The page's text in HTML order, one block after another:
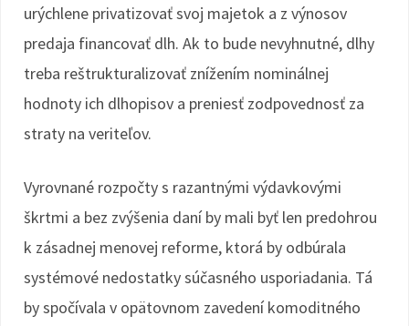
urýchlene privatizovať svoj majetok a z výnosov
predaja financovať dlh. Ak to bude nevyhnutné, dlhy
treba reštrukturalizovať znížením nominálnej
hodnoty ich dlhopisov a preniesť zodpovednosť za
straty na veriteľov.
Vyrovnané rozpočty s razantnými výdavkovými
škrtmi a bez zvýšenia daní by mali byť len predohrou
k zásadnej menovej reforme, ktorá by odbúrala
systémové nedostatky súčasného usporiadania. Tá
by spočívala v opätovnom zavedení komoditného